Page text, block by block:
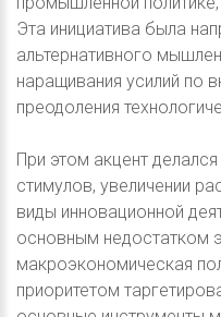
Эта инициатива была
альтернативного
наращивания усилий по
преодоления
При этом акцент
стимулов, увеличении
виды инновационной
основным недостатком
макроэкономическая
приоритетом